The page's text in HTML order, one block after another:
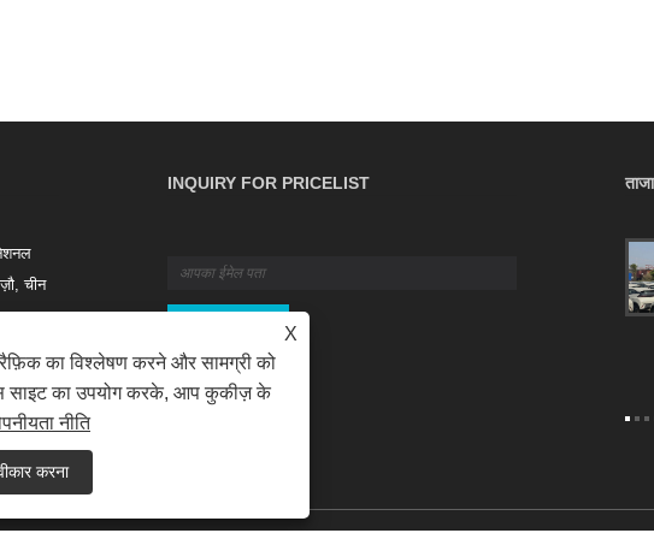
चीन
INQUIRY FOR PRICELIST
अपनी B2B आपूर्ति श्रृंखला को अप्रत्याशित पारगमन जोखिमों से सुरक्षित
रखें। यह अंतिम मार्गदर्शिका आपको अंतरराष्ट्रीय कार्गो बीमा के बारे में
जानने के लिए आवश्यक हर चीज़ का विवरण देती है, जिसमें आईसीसी ए
और सी खंडों के बीच चयन करने से लेकर सफल क्षति दावे के लिए
X
का विश्लेषण करने और सामग्री को
साइट का उपयोग करके, आप कुकीज़ के
नीति
करना